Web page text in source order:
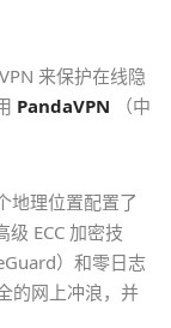
来保护在线隐
PandaVPN （中
地理位置配置了
ECC 加密技
）和零日志
的网上冲浪，并